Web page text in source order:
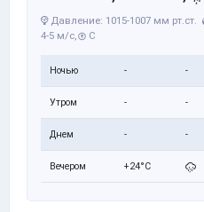
Давление: 1015-1007 мм рт.ст.
4-5 м/с,
С
Ночью - -
Утром - -
Днем - -
Вечером +24°C